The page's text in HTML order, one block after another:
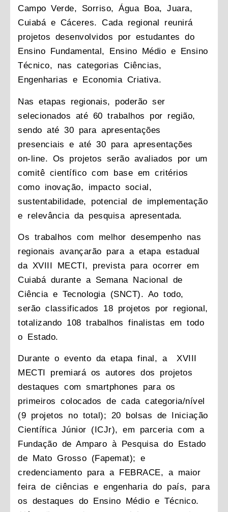
Campo Verde, Sorriso, Água Boa, Juara,
Cuiabá e Cáceres. Cada regional reunirá
projetos desenvolvidos por estudantes do
Ensino Fundamental, Ensino Médio e Ensino
Técnico, nas categorias Ciências,
Engenharias e Economia Criativa.
Nas etapas regionais, poderão ser
selecionados até 60 trabalhos por região,
sendo até 30 para apresentações
presenciais e até 30 para apresentações
on-line. Os projetos serão avaliados por um
comitê científico com base em critérios
como inovação, impacto social,
sustentabilidade, potencial de implementação
e relevância da pesquisa apresentada.
Os trabalhos com melhor desempenho nas
regionais avançarão para a etapa estadual
da XVIII MECTI, prevista para ocorrer em
Cuiabá durante a Semana Nacional de
Ciência e Tecnologia (SNCT). Ao todo,
serão classificados 18 projetos por regional,
totalizando 108 trabalhos finalistas em todo
o Estado.
Durante o evento da etapa final, a XVIII
MECTI premiará os autores dos projetos
destaques com smartphones para os
primeiros colocados de cada categoria/nível
(9 projetos no total); 20 bolsas de Iniciação
Científica Júnior (ICJr), em parceria com a
Fundação de Amparo à Pesquisa do Estado
de Mato Grosso (Fapemat); e
credenciamento para a FEBRACE, a maior
feira de ciências e engenharia do país, para
os destaques do Ensino Médio e Técnico.